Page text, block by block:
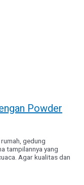
Powder
gedung
tampilannya yang
Agar kualitas dan